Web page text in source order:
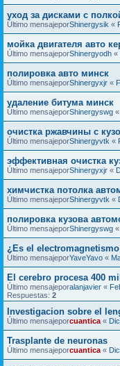
уход за дисками с
Último mensajeporShinergysik «
мойка двигателя авто
Último mensajeporShinergyodh «
полировка авто минск
Último mensajeporShinergyxjr «
удаление битума минск
Último mensajeporShinergyswg «
очистка ржавчины с
Último mensajeporShinergyvtk «
эффективная очистка
Último mensajeporShinergyxjr «
химчистка потолка
Último mensajeporShinergyvtk «
полировка кузова
Último mensajeporShinergyswg «
¿Es el
Último mensajeporYaveYavo «
El cerebro procesa 400
Último mensajeporalanjavier «
Respuestas: 2
Investigacion sobre el
Último mensajeporcuantica «
Trasplante de neuronas
Último mensajeporcuantica «